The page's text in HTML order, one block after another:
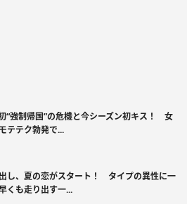
“強制帰国”の危機と今シーズン初キス！ 女
テテク勃発で...
し、夏の恋がスタート！ タイプの異性に一
も走り出す一...